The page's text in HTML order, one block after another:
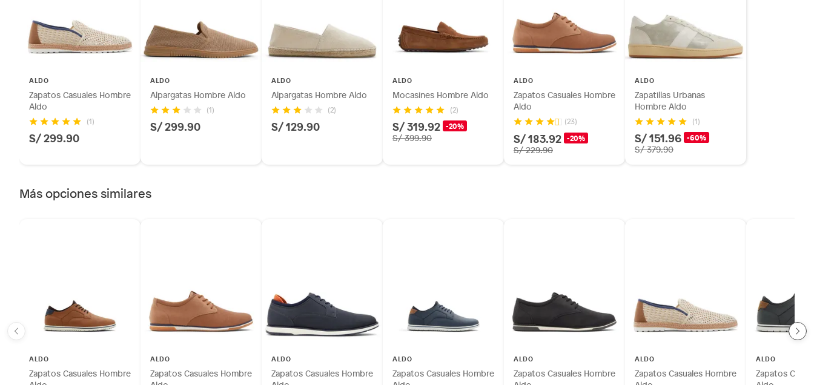
Alimentos, bebidas, fórmulas y leches para bebés.
Productos hechos a medida.
Pinturas de color a pedido.
Productos que hayan sido previamente instalados.
Baterías de auto.
Motocicletas y bicicletas motorizadas.
Licores y cigarros electrónicos.
ALDO
Zapatos Casuales Hombre
Aldo
(1)
S/ 299.90
ALDO
Alpargatas Hombre Aldo
(1)
S/ 299.90
ALDO
Alpargatas Hombre Aldo
(2)
S/ 129.90
ALDO
Mocasines Hombre Aldo
(2)
S/ 319.92 -20%
S/ 399.90
ALDO
Zapatos Casuales Hombre
Aldo
(23)
S/ 183.92 -20%
S/ 229.90
ALDO
Zapatillas Urbanas
Hombre Aldo
(1)
S/ 151.96 -60%
S/ 379.90
Más opciones similares
ALDO
Zapatos Casuales Hombre
ALDO
Zapatos Casuales Hombre
ALDO
Zapatos Casuales Hombre
ALDO
Zapatos Casuales Hombre
ALDO
Zapatos Casuales Hombre
ALDO
Zapatos Casuales Hombre
ALDO
Zapatos